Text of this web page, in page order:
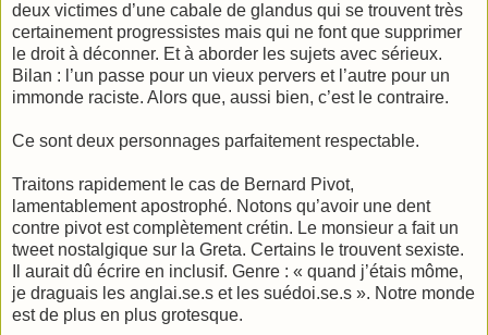
deux victimes d’une cabale de glandus qui se trouvent très
certainement progressistes mais qui ne font que supprimer
le droit à déconner. Et à aborder les sujets avec sérieux.
Bilan : l’un passe pour un vieux pervers et l’autre pour un
immonde raciste. Alors que, aussi bien, c’est le contraire.
Ce sont deux personnages parfaitement respectable.
Traitons rapidement le cas de Bernard Pivot,
lamentablement apostrophé. Notons qu’avoir une dent
contre pivot est complètement crétin. Le monsieur a fait un
tweet nostalgique sur la Greta. Certains le trouvent sexiste.
Il aurait dû écrire en inclusif. Genre : « quand j’étais môme,
je draguais les anglai.se.s et les suédoi.se.s ». Notre monde
est de plus en plus grotesque.